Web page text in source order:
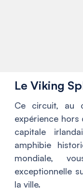
Le Viking
Ce circuit, au
expérience
capitale
amphibie
mondiale,
exceptionnelle
la ville.